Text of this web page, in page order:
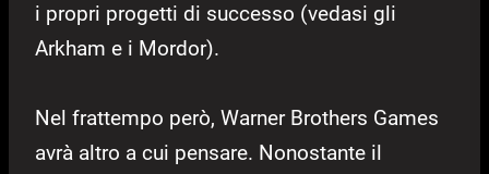
i propri progetti di successo (vedasi gli
Arkham e i Mordor).
Nel frattempo però, Warner Brothers Games
avrà altro a cui pensare. Nonostante il